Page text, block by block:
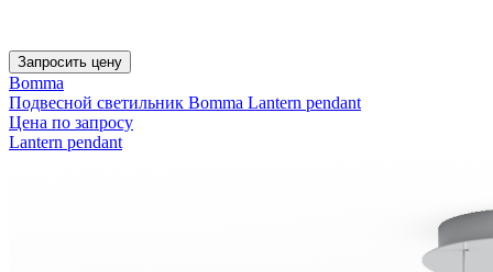
Запросить цену
Bomma
Подвесной светильник Bomma Lantern pendant
Цена по запросу
Lantern pendant